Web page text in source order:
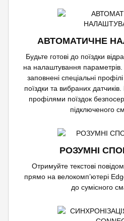
АВТОМАТИЧНЕ
Будьте готові до поїздки
на налаштування
заповнені спеціальні
поїздки та вибраних
профілями поїздок
підключеного
РОЗУМНІ
Отримуйте текстові
прямо на велокомп’ютері
до сумісного